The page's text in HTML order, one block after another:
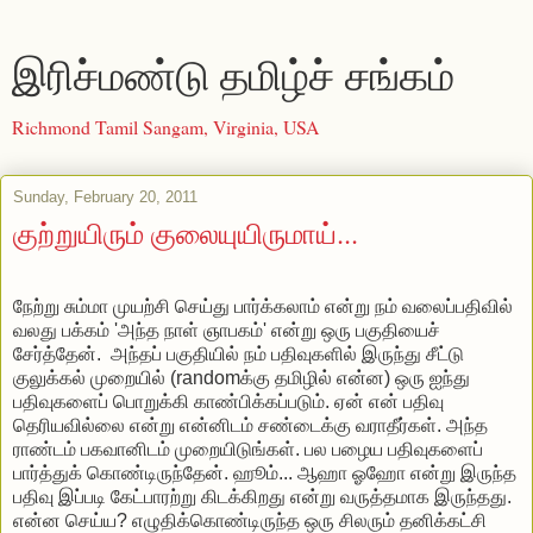
இரிச்மண்டு தமிழ்ச் சங்கம்
Richmond Tamil Sangam, Virginia, USA
Sunday, February 20, 2011
குற்றுயிரும் குலையுயிருமாய்...
நேற்று சும்மா முயற்சி செய்து பார்க்கலாம் என்று நம் வலைப்பதிவில்
வலது பக்கம் 'அந்த நாள் ஞாபகம்' என்று ஒரு பகுதியைச்
சேர்த்தேன். அந்தப் பகுதியில் நம் பதிவுகளில் இருந்து சீட்டு
குலுக்கல் முறையில் (randomக்கு தமிழில் என்ன) ஒரு ஐந்து
பதிவுகளைப் பொறுக்கி காண்பிக்கப்படும். ஏன் என் பதிவு
தெரியவில்லை என்று என்னிடம் சண்டைக்கு வராதீர்கள். அந்த
ராண்டம் பகவானிடம் முறையிடுங்கள். பல பழைய பதிவுகளைப்
பார்த்துக் கொண்டிருந்தேன். ஹூம்... ஆஹா ஓஹோ என்று இருந்த
பதிவு இப்படி கேட்பாரற்று கிடக்கிறது என்று வருத்தமாக இருந்தது.
என்ன செய்ய? எழுதிக்கொண்டிருந்த ஒரு சிலரும் தனிக்கட்சி